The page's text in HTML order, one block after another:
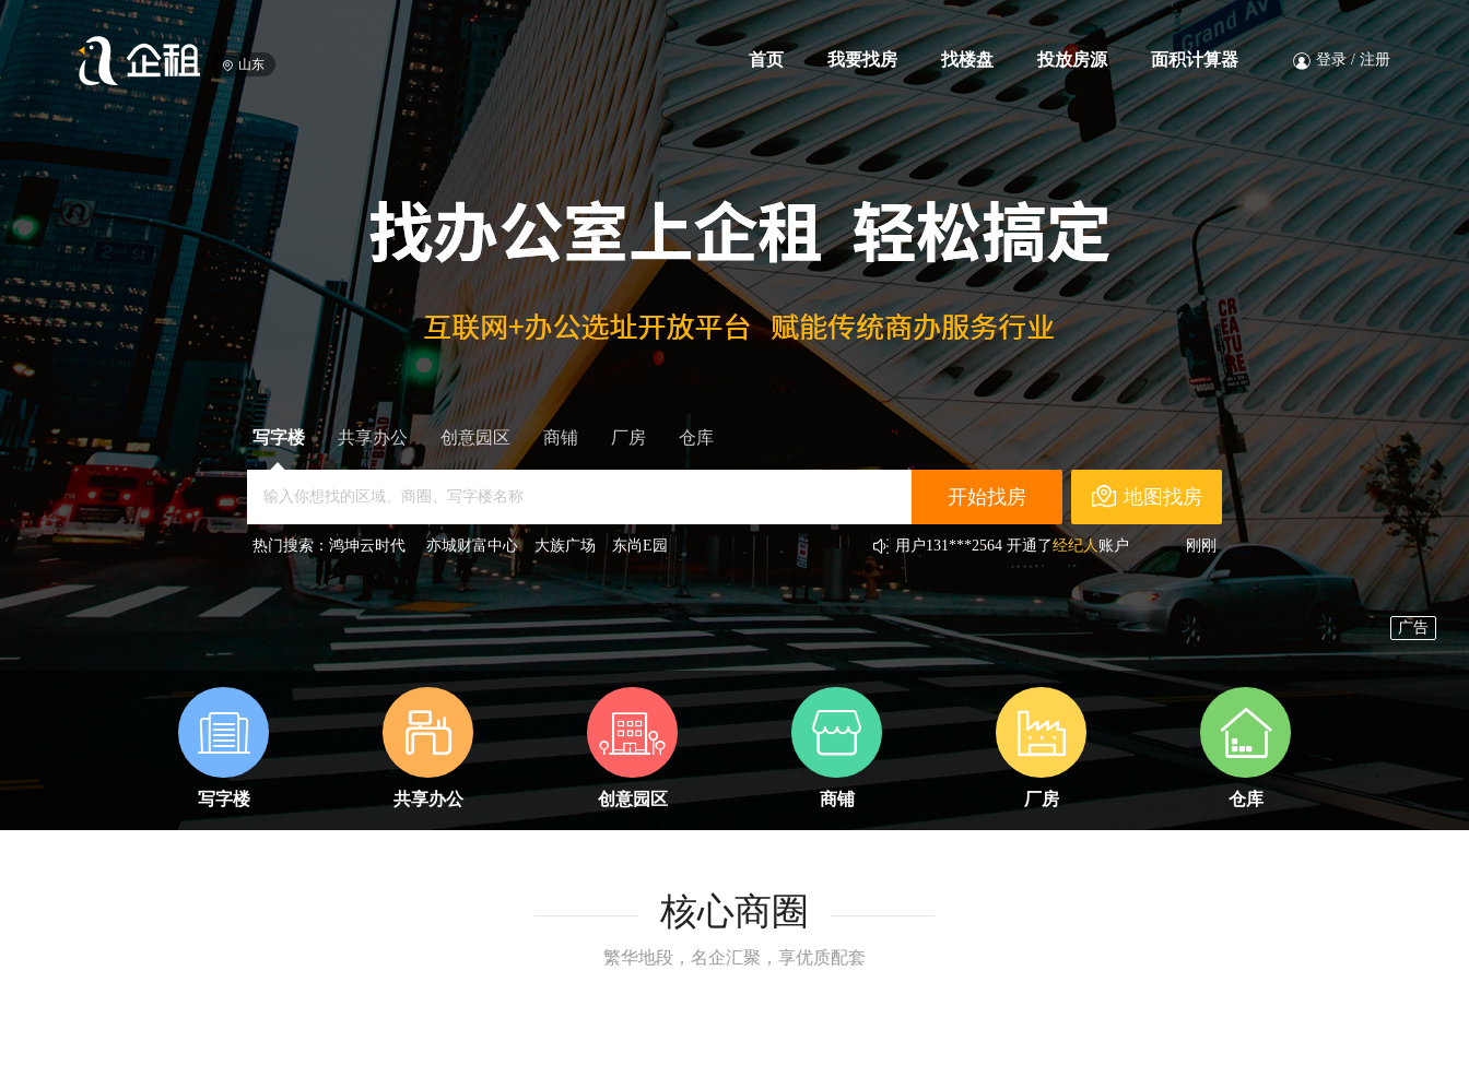
山东 首页 我要找房 找楼盘 投放房源 面积计算器 登录/ 注册
写字楼 共享办公 创意园区 商铺 厂房 仓库
地图找房
热门搜索： 鸿坤云时代 亦城财富中心 大族广场 东尚E园 用户131***2564 开通了经纪人账户
刚刚
用户
开通了 经纪人 账户
刚刚
用户131***6332开通了经纪人账户
刚刚
用户131***5856 开发商 账户
4分钟前
用户131***3255开通了业主/开发商
用户132***3286提交了委托找房 申请
1分钟前
151***7525 提交了 委托找房 申请
2分钟前
用户138***8598 开通了经纪人
刚刚
用户189***4258开通了经纪人 账户
刚刚
用户156***7665 开通了经纪人
写字楼 共享办公 创意园区 商铺 厂房 仓库
核心商圈
繁华地段，名企汇聚，享优质配套